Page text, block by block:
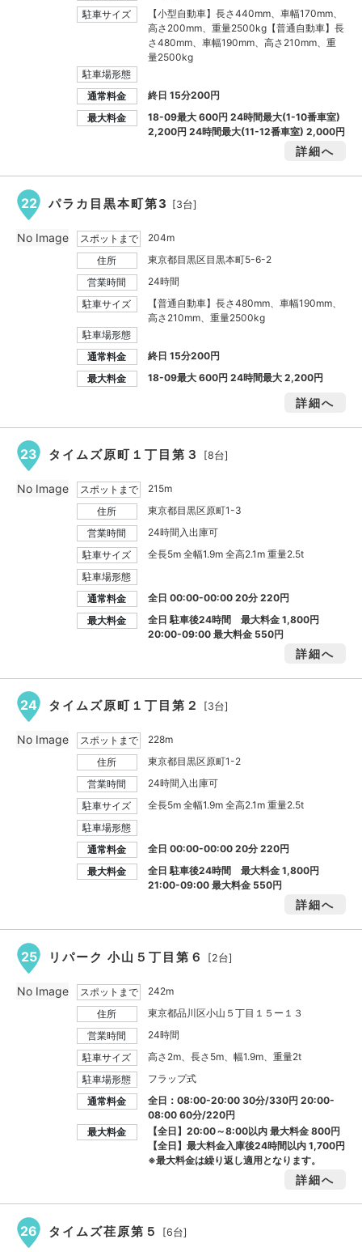
駐車サイズ
【小型自動車】長さ440mm、車幅170mm、
高さ200mm、重量2500kg【普通自動車】長
さ480mm、車幅190mm、高さ210mm、重
量2500kg
駐車場形態
通常料金
終日 15分200円
最大料金
18-09最大600円24時間最大(1-10番車室)
2,200円24時間最大(11-12番車室)2,000円
詳細へ
22 パラカ目黒本町第3 [3台]
スポットまで
204m
住所
東京都目黒区目黒本町5-6-2
営業時間
24時間
駐車サイズ
【普通自動車】長さ480mm、車幅190mm、
高さ210mm、重量2500kg
駐車場形態
通常料金
終日 15分200円
最大料金
18-09最大600円24時間最大2,200円
詳細へ
No Image
23 タイムズ原町１丁目第３ [8台]
スポットまで
215m
住所
東京都目黒区原町1-3
営業時間
24時間入出庫可
駐車サイズ
全長5m 全幅1.9m 全高2.1m 重量2.5t
駐車場形態
通常料金
全日 00:00-00:00 20分 220円
最大料金
全日 駐車後24時間 最大料金1,800円
20:00-09:00 最大料金 550円
詳細へ
No Image
24 タイムズ原町１丁目第２ [3台]
スポットまで
228m
住所
東京都目黒区原町1-2
営業時間
24時間入出庫可
駐車サイズ
全長5m 全幅1.9m 全高2.1m 重量2.5t
駐車場形態
通常料金
全日 00:00-00:00 20分 220円
最大料金
全日 駐車後24時間 最大料金1,800円
21:00-09:00 最大料金 550円
詳細へ
No Image
25 リパーク 小山５丁目第６ [2台]
スポットまで
242m
住所
東京都品川区小山５丁目１５ー１３
営業時間
24時間
駐車サイズ
高さ2m、長さ5m、幅1.9m、重量2t
駐車場形態
フラップ式
通常料金
全日：08:00-20:00 30分/330円 20:00-
08:00 60分/220円
最大料金
【全日】20:00～8:00以内 最大料金800円
【全日】最大料金入庫後24時間以内1,700円
※最大料金は繰り返し適用となります。
詳細へ
No Image
26 タイムズ荏原第５ [6台]